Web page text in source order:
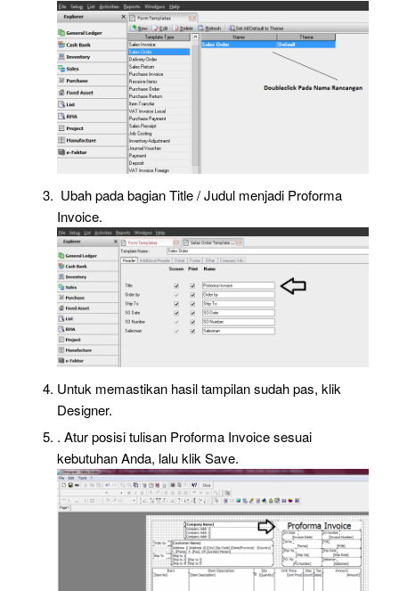
Ubah pada bagian Title / Judul menjadi Proforma
Invoice.
Untuk memastikan hasil tampilan sudah pas, klik
Designer.
. Atur posisi tulisan Proforma Invoice sesuai
kebutuhan Anda, lalu klik Save.